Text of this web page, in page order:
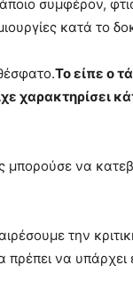
συμφέρον,
κατά το
Το είπε ο
χαρακτηρίσει
να
την
πρέπει να